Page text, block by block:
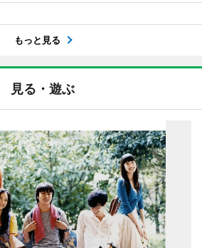
もっと見る
見る・遊ぶ